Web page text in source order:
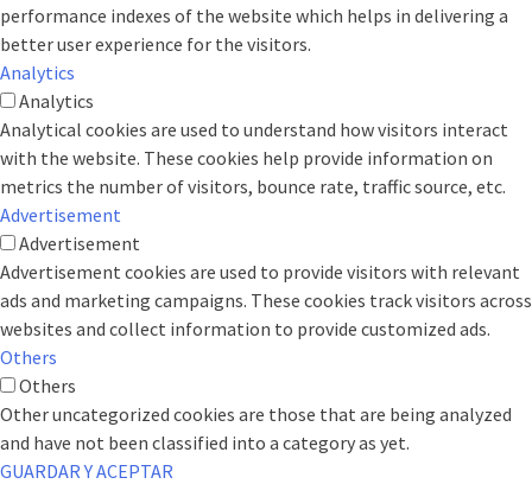
performance indexes of the website which helps in delivering a
better user experience for the visitors.
Analytics
Analytics
Analytical cookies are used to understand how visitors interact
with the website. These cookies help provide information on
metrics the number of visitors, bounce rate, traffic source, etc.
Advertisement
Advertisement
Advertisement cookies are used to provide visitors with relevant
ads and marketing campaigns. These cookies track visitors across
websites and collect information to provide customized ads.
Others
Others
Other uncategorized cookies are those that are being analyzed
and have not been classified into a category as yet.
GUARDAR Y ACEPTAR